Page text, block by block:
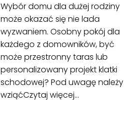
Wybór domu dla dużej rodziny
może okazać się nie lada
wyzwaniem. Osobny pokój dla
każdego z domowników, być
może przestronny taras lub
personalizowany projekt klatki
schodowej? Pod uwagę należy
wziąćCzytaj więcej…